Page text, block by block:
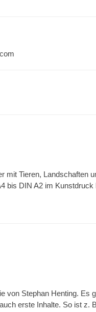
mit Tieren, Landschaften
bis DIN A2 im Kunstdruck
von Stephan Henting. Es
erste Inhalte. So ist z.